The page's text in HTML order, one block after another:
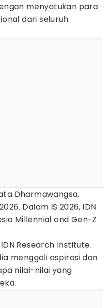
menyatukan para
dari seluruh
Dharmawangsa,
Dalam IS 2026, IDN
Millennial and Gen-Z
Research Institute.
menggali aspirasi dan
nilai-nilai yang